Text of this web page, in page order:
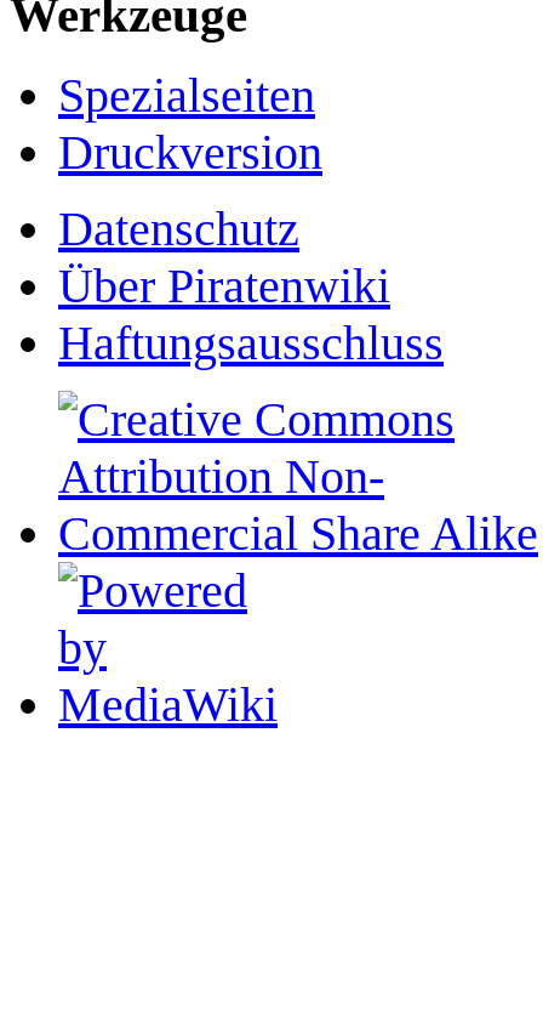
Werkzeuge
Spezialseiten
Druckversion
Datenschutz
Über Piratenwiki
Haftungsausschluss